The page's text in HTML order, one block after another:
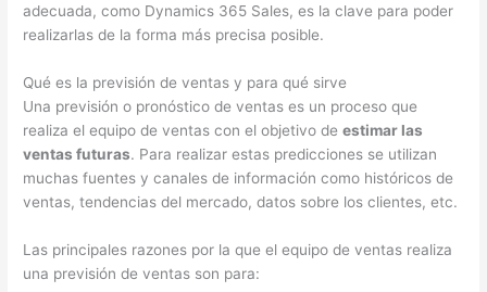
adecuada, como Dynamics 365 Sales, es la clave para poder
realizarlas de la forma más precisa posible.
Qué es la previsión de ventas y para qué sirve
Una previsión o pronóstico de ventas es un proceso que
realiza el equipo de ventas con el objetivo deestimar las
ventas futuras. Para realizar estas predicciones se utilizan
muchas fuentes y canales de información como históricos de
ventas, tendencias del mercado, datos sobre los clientes, etc.
Las principales razones por la que el equipo de ventas realiza
una previsión de ventas son para: